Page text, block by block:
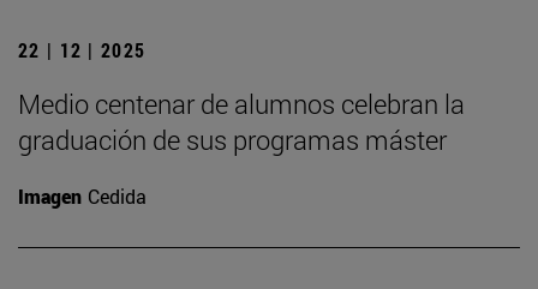
22 | 12 | 2025
Medio centenar de alumnos celebran la
graduación de sus programas máster
Imagen Cedida